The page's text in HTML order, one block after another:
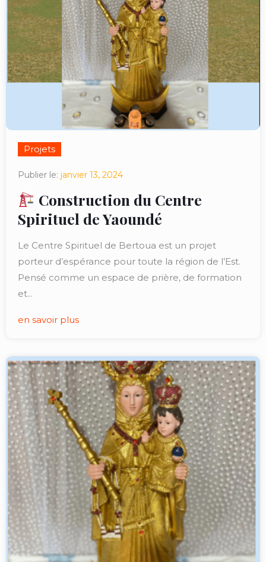
Projets
Publier le: janvier 13, 2024
Construction du Centre
Spirituel de Yaoundé
Le Centre Spirituel de Bertoua est un projet
porteur d’espérance pour toute la région de l’Est.
Pensé comme un espace de prière, de formation
et...
en savoir plus